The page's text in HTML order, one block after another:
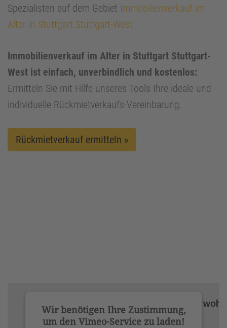
Spezialisten auf dem Gebiet Immobilienverkauf im
Alter in Stuttgart Stuttgart-West
Immobilienverkauf im Alter in Stuttgart Stuttgart-
West ist einfach, unverbindlich und kostenlos:
Ermitteln Sie mit Hilfe unseres Tools Ihre ideale und
individuelle Rückmietverkaufs-Vereinbarung.
Rückmietverkauf ermitteln »
Wir benötigen Ihre Zustimmung,
um den Vimeo-Service zu laden!